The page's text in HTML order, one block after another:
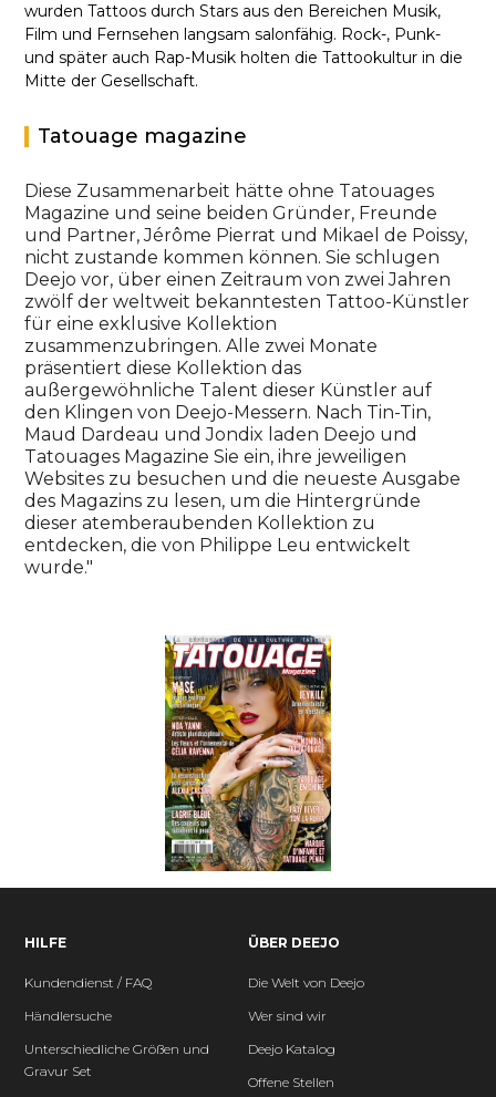
wurden Tattoos durch Stars aus den Bereichen Musik,
Film und Fernsehen langsam salonfähig. Rock-, Punk-
und später auch Rap-Musik holten die Tattookultur in die
Mitte der Gesellschaft.
Tatouage magazine
Diese Zusammenarbeit hätte ohne Tatouages
Magazine und seine beiden Gründer, Freunde
und Partner, Jérôme Pierrat und Mikael de Poissy,
nicht zustande kommen können. Sie schlugen
Deejo vor, über einen Zeitraum von zwei Jahren
zwölf der weltweit bekanntesten Tattoo-Künstler
für eine exklusive Kollektion
zusammenzubringen. Alle zwei Monate
präsentiert diese Kollektion das
außergewöhnliche Talent dieser Künstler auf
den Klingen von Deejo-Messern. Nach Tin-Tin,
Maud Dardeau und Jondix laden Deejo und
Tatouages Magazine Sie ein, ihre jeweiligen
Websites zu besuchen und die neueste Ausgabe
des Magazins zu lesen, um die Hintergründe
dieser atemberaubenden Kollektion zu
entdecken, die von Philippe Leu entwickelt
wurde."
HILFE
Kundendienst / FAQ
Händlersuche
Unterschiedliche Größen und
Gravur Set
ÜBER DEEJO
Die Welt von Deejo
Wer sind wir
Deejo Katalog
Offene Stellen